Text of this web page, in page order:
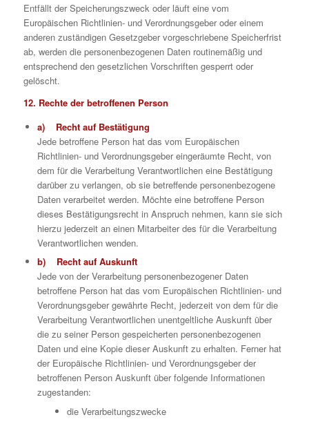
Entfällt der Speicherungszweck oder läuft eine vom
Europäischen Richtlinien- und Verordnungsgeber oder einem
anderen zuständigen Gesetzgeber vorgeschriebene Speicherfrist
ab, werden die personenbezogenen Daten routinemäßig und
entsprechend den gesetzlichen Vorschriften gesperrt oder
gelöscht.
12. Rechte der betroffenen Person
a) Recht auf Bestätigung
Jede betroffene Person hat das vom Europäischen
Richtlinien- und Verordnungsgeber eingeräumte Recht, von
dem für die Verarbeitung Verantwortlichen eine Bestätigung
darüber zu verlangen, ob sie betreffende personenbezogene
Daten verarbeitet werden. Möchte eine betroffene Person
dieses Bestätigungsrecht in Anspruch nehmen, kann sie sich
hierzu jederzeit an einen Mitarbeiter des für die Verarbeitung
Verantwortlichen wenden.
b) Recht auf Auskunft
Jede von der Verarbeitung personenbezogener Daten
betroffene Person hat das vom Europäischen Richtlinien- und
Verordnungsgeber gewährte Recht, jederzeit von dem für die
Verarbeitung Verantwortlichen unentgeltliche Auskunft über
die zu seiner Person gespeicherten personenbezogenen
Daten und eine Kopie dieser Auskunft zu erhalten. Ferner hat
der Europäische Richtlinien- und Verordnungsgeber der
betroffenen Person Auskunft über folgende Informationen
zugestanden:
die Verarbeitungszwecke